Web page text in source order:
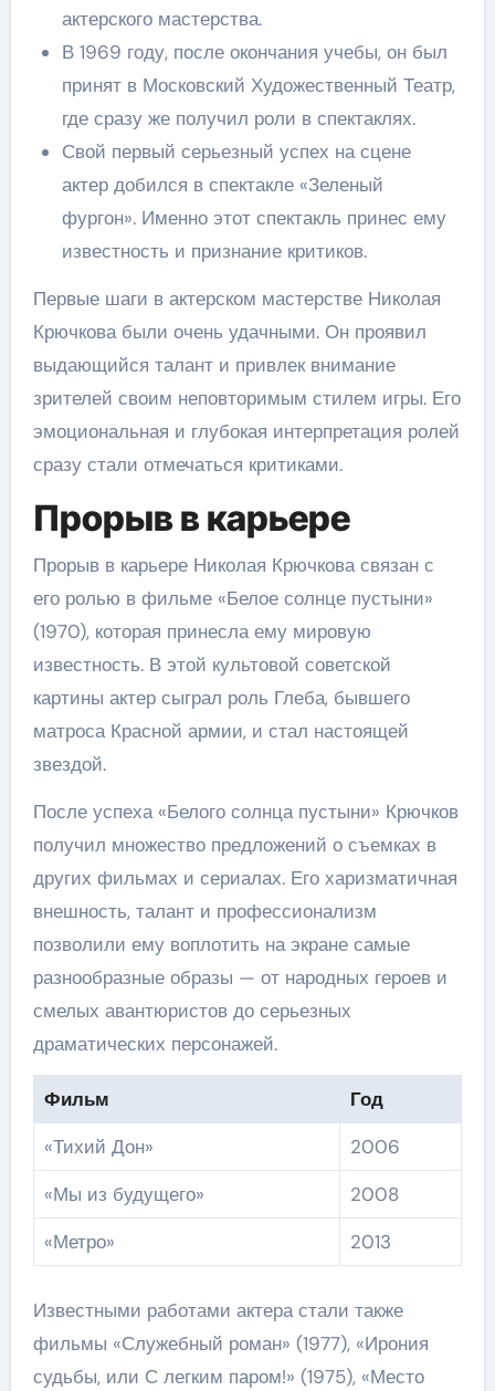
актерского мастерства.
В 1969 году, после окончания учебы, он был
принят в Московский Художественный Театр,
где сразу же получил роли в спектаклях.
Свой первый серьезный успех на сцене
актер добился в спектакле «Зеленый
фургон». Именно этот спектакль принес ему
известность и признание критиков.
Первые шаги в актерском мастерстве Николая
Крючкова были очень удачными. Он проявил
выдающийся талант и привлек внимание
зрителей своим неповторимым стилем игры. Его
эмоциональная и глубокая интерпретация ролей
сразу стали отмечаться критиками.
Прорыв в карьере
Прорыв в карьере Николая Крючкова связан с
его ролью в фильме «Белое солнце пустыни»
(1970), которая принесла ему мировую
известность. В этой культовой советской
картины актер сыграл роль Глеба, бывшего
матроса Красной армии, и стал настоящей
звездой.
После успеха «Белого солнца пустыни» Крючков
получил множество предложений о съемках в
других фильмах и сериалах. Его харизматичная
внешность, талант и профессионализм
позволили ему воплотить на экране самые
разнообразные образы — от народных героев и
смелых авантюристов до серьезных
драматических персонажей.
Фильм
Год
«Тихий Дон»
2006
«Мы из будущего»
2008
«Метро»
2013
Известными работами актера стали также
фильмы «Служебный роман» (1977), «Ирония
судьбы, или С легким паром!» (1975), «Место